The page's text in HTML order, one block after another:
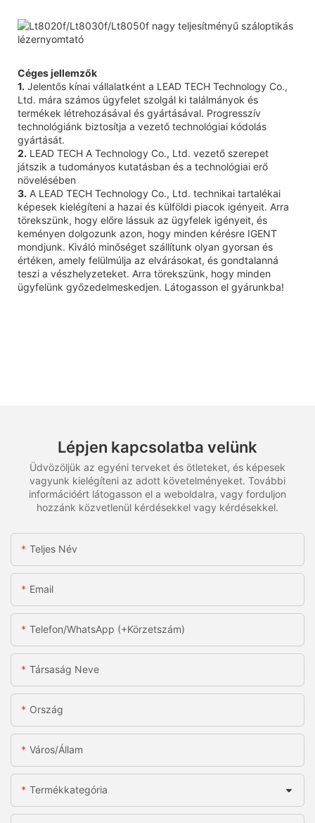
Céges jellemzők
1. Jelentős kínai vállalatként a LEAD TECH Technology Co.,
Ltd. mára számos ügyfelet szolgál ki találmányok és
termékek létrehozásával és gyártásával. Progresszív
technológiánk biztosítja a vezető technológiai kódolás
gyártását.
2. LEAD TECH A Technology Co., Ltd. vezető szerepet
játszik a tudományos kutatásban és a technológiai erő
növelésében
3. A LEAD TECH Technology Co., Ltd. technikai tartalékai
képesek kielégíteni a hazai és külföldi piacok igényeit. Arra
törekszünk, hogy előre lássuk az ügyfelek igényeit, és
keményen dolgozunk azon, hogy minden kérésre IGENT
mondjunk. Kiváló minőséget szállítunk olyan gyorsan és
értéken, amely felülmúlja az elvárásokat, és gondtalanná
teszi a vészhelyzeteket. Arra törekszünk, hogy minden
ügyfelünk győzedelmeskedjen. Látogasson el gyárunkba!
Lépjen kapcsolatba velünk
Üdvözöljük az egyéni terveket és ötleteket, és képesek
vagyunk kielégíteni az adott követelményeket. További
információért látogasson el a weboldalra, vagy forduljon
hozzánk közvetlenül kérdésekkel vagy kérdésekkel.
Teljes Név
Email
Telefon/WhatsApp (+körzetszám)
Társaság Neve
Ország
Város/állam
Termékkategória